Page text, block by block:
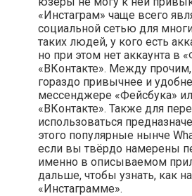
«Инстаграм» чаще всего
социальной сетью для
таких людей, у кого есть
но при этом нет аккаунта в
«ВКонтакте». Между
гораздо привычнее и
мессенджере «Фейсбука»
«ВКонтакте». Также для
использоваться
этого популярные нынче
если вы твёрдо намерены
именно в описываемом
дальше, чтобы узнать, как
«Инстаграмме».